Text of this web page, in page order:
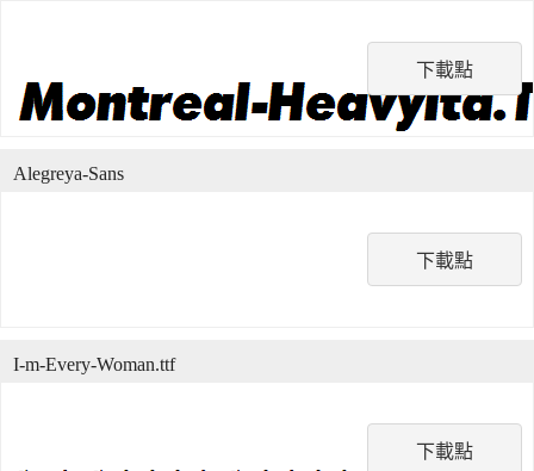
下載點
下載點
Alegreya-Sans
下載點
I-m-Every-Woman.ttf